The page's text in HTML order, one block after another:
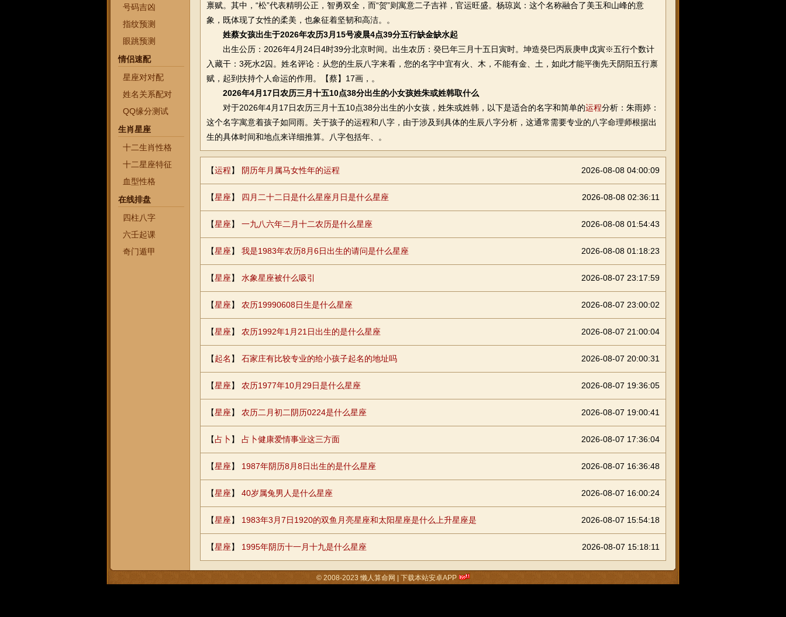
号码吉凶
指纹预测
眼跳预测
情侣速配
星座对对配
姓名关系配对
QQ缘分测试
生肖星座
十二生肖性格
十二星座特征
血型性格
在线排盘
四柱八字
六壬起课
奇门遁甲
禀赋。其中，“松”代表精明公正，智勇双全，而“贺”则寓意二子吉祥，官运旺盛。杨琼岚：这个名称融合了美玉和山峰的意
象，既体现了女性的柔美，也象征着坚韧和高洁。。
姓蔡女孩出生于2026年农历3月15号凌晨4点39分五行缺金缺水起
出生公历：2026年4月24日4时39分北京时间。出生农历：癸巳年三月十五日寅时。坤造癸巳丙辰庚申戊寅※五行个数计
入藏干：3死水2囚。姓名评论：从您的生辰八字来看，您的名字中宜有火、木，不能有金、土，如此才能平衡先天阴阳五行禀
赋，起到扶持个人命运的作用。【蔡】17画，。
2026年4月17日农历三月十五10点38分出生的小女孩姓朱或姓韩取什么
对于2026年4月17日农历三月十五10点38分出生的小女孩，姓朱或姓韩，以下是适合的名字和简单的运程分析：朱雨婷：
这个名字寓意着孩子如同雨。关于孩子的运程和八字，由于涉及到具体的生辰八字分析，这通常需要专业的八字命理师根据出
生的具体时间和地点来详细推算。八字包括年、。
【运程】 阴历年月属马女性年的运程 2026-08-08 04:00:09
【星座】 四月二十二日是什么星座月日是什么星座 2026-08-08 02:36:11
【星座】 一九八六年二月十二农历是什么星座 2026-08-08 01:54:43
【星座】 我是1983年农历8月6日出生的请问是什么星座 2026-08-08 01:18:23
【星座】 水象星座被什么吸引 2026-08-07 23:17:59
【星座】 农历19990608日生是什么星座 2026-08-07 23:00:02
【星座】 农历1992年1月21日出生的是什么星座 2026-08-07 21:00:04
【起名 】 石家庄有比较专业的给小孩子起名的地址吗 2026-08-07 20:00:31
【星座】 农历1977年10月29日是什么星座 2026-08-07 19:36:05
【星座】 农历二月初二阴历0224是什么星座 2026-08-07 19:00:41
【占卜 】 占卜健康爱情事业这三方面 2026-08-07 17:36:04
【星座】 1987年阴历8月8日出生的是什么星座 2026-08-07 16:36:48
【星座】 40岁属兔男人是什么星座 2026-08-07 16:00:24
【星座】 1983年3月7日1920的双鱼月亮星座和太阳星座是什么上升星座是 2026-08-07 15:54:18
【星座】 1995年阴历十一月十九是什么星座 2026-08-07 15:18:11
© 2008-2023 懒人算命网 下载本站安卓APP